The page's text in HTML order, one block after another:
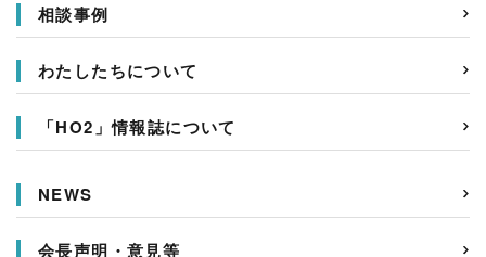
相談事例
わたしたちについて
「HO2」情報誌について
NEWS
会長声明・意見等